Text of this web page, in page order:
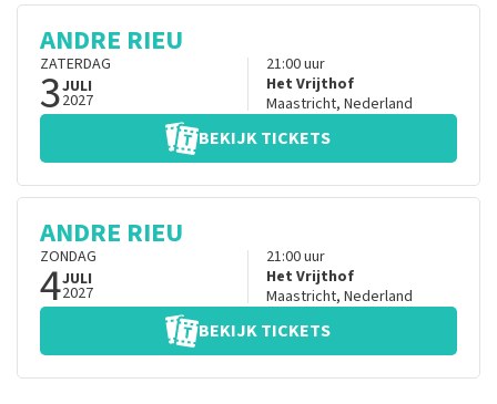
ANDRE RIEU
ZATERDAG
3JULI
2027
21:00uur
Het Vrijthof
Maastricht, Nederland
BEKIJK TICKETS
ANDRE RIEU
ZONDAG
4JULI
2027
21:00uur
Het Vrijthof
Maastricht, Nederland
BEKIJK TICKETS